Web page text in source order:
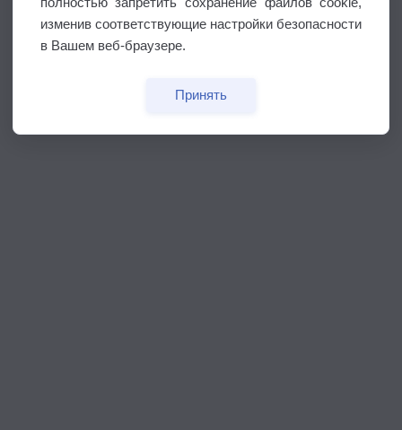
изменив соответствующие настройки безопасности
в Вашем веб-браузере.
Принять